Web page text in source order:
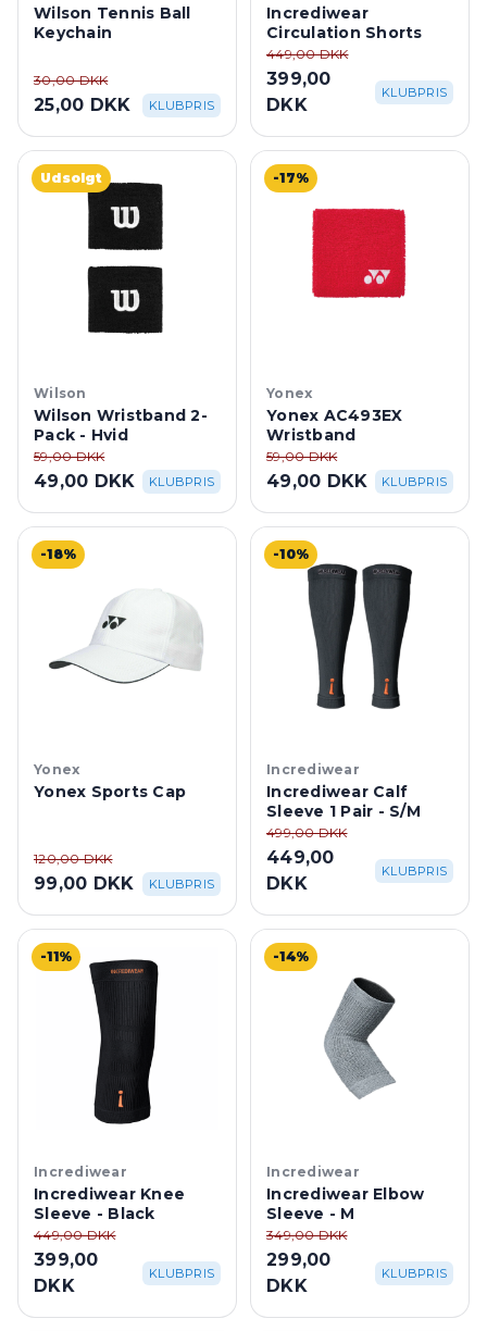
Wilson Tennis Ball
Keychain
30,00 DKK
25,00 DKK KLUBPRIS
Incrediwear
Circulation Shorts
449,00 DKK
399,00
DKK
KLUBPRIS
Udsolgt
Wilson
Wilson Wristband 2-
Pack - Hvid
59,00 DKK
49,00 DKK KLUBPRIS
-17%
Yonex
Yonex AC493EX
Wristband
59,00 DKK
49,00 DKK KLUBPRIS
-18%
Yonex
Yonex Sports Cap
120,00 DKK
99,00 DKK KLUBPRIS
-10%
Incrediwear
Incrediwear Calf
Sleeve 1 Pair - S/M
499,00 DKK
449,00
DKK
KLUBPRIS
-11%
Incrediwear
Incrediwear Knee
Sleeve - Black
449,00 DKK
399,00
DKK
KLUBPRIS
-14%
Incrediwear
Incrediwear Elbow
Sleeve - M
349,00 DKK
299,00
DKK
KLUBPRIS